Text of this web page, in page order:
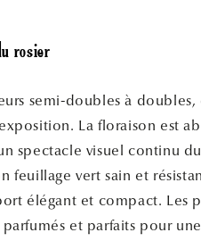
rosier
semi-doubles à doubles,
La floraison est
spectacle visuel continu
feuillage vert sain et
élégant et compact. Les
et parfaits pour